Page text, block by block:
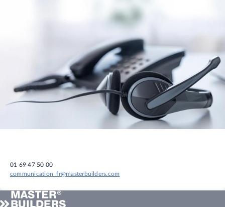
01 69 47 50 00
communication_fr@masterbuilders.com